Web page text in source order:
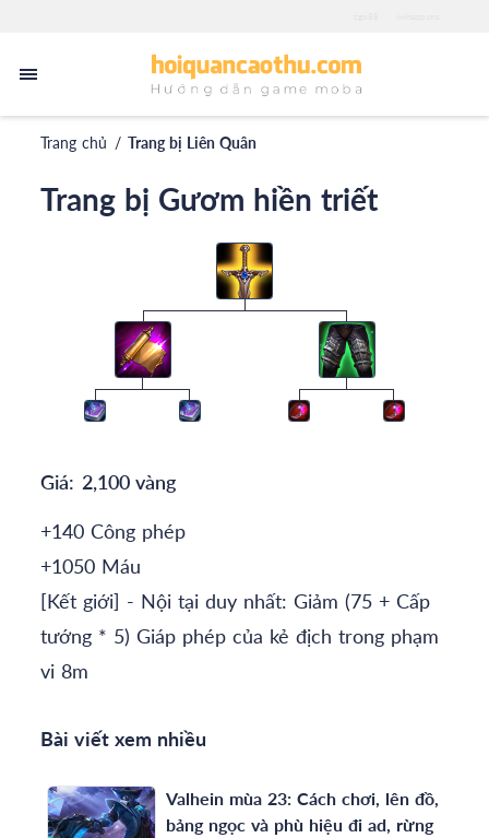
Trang chủ / Trang bị Liên Quân
Trang bị Gươm hiền triết
Giá: 2,100 vàng
+140 Công phép
+1050 Máu
[Kết giới] - Nội tại duy nhất: Giảm (75 + Cấp
tướng * 5) Giáp phép của kẻ địch trong phạm
vi 8m
Bài viết xem nhiều
Valhein mùa 23: Cách chơi, lên đồ,
bảng ngọc và phù hiệu đi ad, rừng